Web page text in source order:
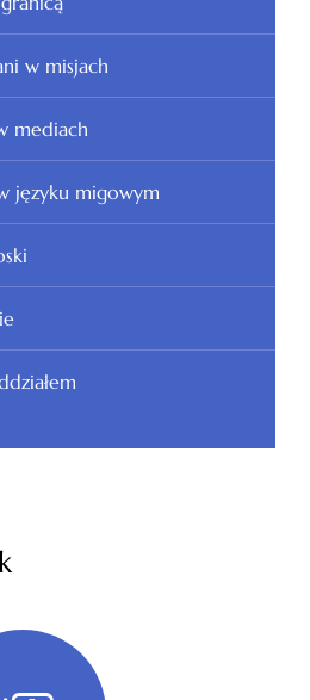
w misjach
mediach
języku migowym